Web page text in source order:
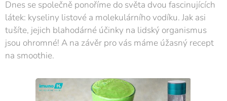
Dnes se společně ponoříme do světa dvou fascinujících
látek: kyseliny listové a molekulárního vodíku. Jak asi
tušíte, jejich blahodárné účinky na lidský organismus
jsou ohromné! A na závěr pro vás máme úžasný recept
na smoothie.